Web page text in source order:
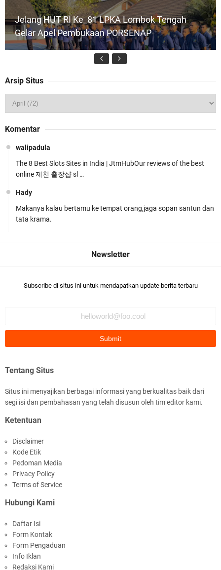
Jelang HUT RI Ke_81 LPKA Lombok Tengah
Gelar Apel Pembukaan PORSENAP
Darah Jelang HUT RI_ Ke 81
Jelang HUT RI ke_81 _Kunker Kapolri Polda NTB
Polres Lombok Timur Raih Predikat 'A' Layanan
Prima Tingkat Polres Jajaran
Hadapi Tantangan Kamtibmas
Arsip Situs
Komentar
walipadula
The 8 Best Slots Sites in India | JtmHubOur reviews of the best
online 제천 출장샵 sl …
Hady
Makanya kalau bertamu ke tempat orang,jaga sopan santun dan
tata krama.
Subscribe di situs ini untuk mendapatkan update berita terbaru
Tentang Situs
Situs ini menyajikan berbagai informasi yang berkualitas baik dari
segi isi dan pembahasan yang telah disusun oleh tim editor kami.
Ketentuan
Disclaimer
Kode Etik
Pedoman Media
Privacy Policy
Terms of Service
Hubungi Kami
Daftar Isi
Form Kontak
Form Pengaduan
Info Iklan
Redaksi Kami